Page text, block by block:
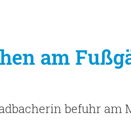
am
befuhr am